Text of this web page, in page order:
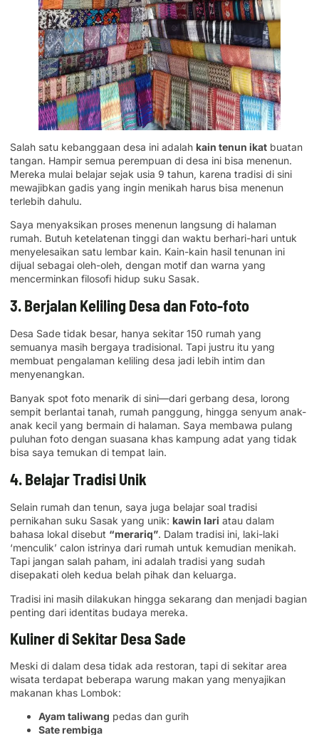
Salah satu kebanggaan desa ini adalah kain tenun ikat buatan
tangan. Hampir semua perempuan di desa ini bisa menenun.
Mereka mulai belajar sejak usia 9 tahun, karena tradisi di sini
mewajibkan gadis yang ingin menikah harus bisa menenun
terlebih dahulu.
Saya menyaksikan proses menenun langsung di halaman
rumah. Butuh ketelatenan tinggi dan waktu berhari-hari untuk
menyelesaikan satu lembar kain. Kain-kain hasil tenunan ini
dijual sebagai oleh-oleh, dengan motif dan warna yang
mencerminkan filosofi hidup suku Sasak.
3. Berjalan Keliling Desa dan Foto-foto
Desa Sade tidak besar, hanya sekitar 150 rumah yang
semuanya masih bergaya tradisional. Tapi justru itu yang
membuat pengalaman keliling desa jadi lebih intim dan
menyenangkan.
Banyak spot foto menarik di sini—dari gerbang desa, lorong
sempit berlantai tanah, rumah panggung, hingga senyum anak-
anak kecil yang bermain di halaman. Saya membawa pulang
puluhan foto dengan suasana khas kampung adat yang tidak
bisa saya temukan di tempat lain.
4. Belajar Tradisi Unik
Selain rumah dan tenun, saya juga belajar soal tradisi
pernikahan suku Sasak yang unik: kawin lari atau dalam
bahasa lokal disebut “merariq”. Dalam tradisi ini, laki-laki
‘menculik’ calon istrinya dari rumah untuk kemudian menikah.
Tapi jangan salah paham, ini adalah tradisi yang sudah
disepakati oleh kedua belah pihak dan keluarga.
Tradisi ini masih dilakukan hingga sekarang dan menjadi bagian
penting dari identitas budaya mereka.
Kuliner di Sekitar Desa Sade
Meski di dalam desa tidak ada restoran, tapi di sekitar area
wisata terdapat beberapa warung makan yang menyajikan
makanan khas Lombok:
Ayam taliwang pedas dan gurih
Sate rembiga